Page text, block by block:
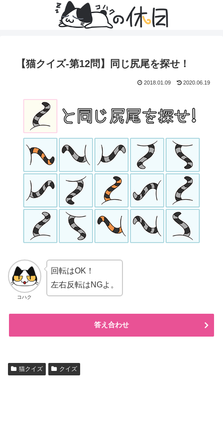
【猫クイズ-第12問】同じ尻尾を探せ！
2018.01.09 2020.06.19
コハク
回転はOK！
左右反転はNGよ。
答え合わせ
猫クイズ クイズ